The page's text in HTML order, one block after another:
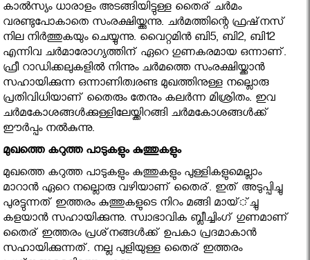
കാല്‍സ്യം ധാരാളം അടങ്ങിയിട്ടുള്ള തൈര് ചര്‍മം
വരണ്ടുപോകാതെ സംരക്ഷിയ്ക്കുന്നു. ചര്‍മത്തിന്റെ ഫ്രഷ്‌നസ്
നില നിര്‍ത്തുകയും ചെയ്യുന്നു. വൈറ്റമിന്‍ ബി5, ബി2, ബി12
എന്നിവ ചര്‍മാരോഗ്യത്തിന് ഏറെ ഗുണകരമായ ഒന്നാണ്.
ഫ്രീ റാഡിക്കലുകളില്‍ നിന്നും ചര്‍മത്തെ സംരക്ഷിയ്ക്കാന്‍
സഹായിക്കുന്ന ഒന്നാണിത്വരണ്ട മുഖത്തിനുള്ള നല്ലൊരു
പ്രതിവിധിയാണ് തൈരും തേനും കലര്‍ന്ന മിശ്രിതം. ഇവ
ചര്‍മകോശങ്ങള്‍ക്കുള്ളിലേയ്ക്കിറങ്ങി ചര്‍മകോശങ്ങള്‍ക്ക്
ഈര്‍പ്പം നല്‍കുന്നു.
മുഖത്തെ കറുത്ത പാടുകളും കുത്തുകളും
മുഖത്തെ കറുത്ത പാടുകളും കുത്തുകളും പുള്ളികളുമെല്ലാം
മാറാന്‍ ഏറെ നല്ലൊരു വഴിയാണ് തൈര്. ഇത് അടുപ്പിച്ചു
പുരട്ടുന്നത് ഇത്തരം കുത്തുകളുടെ നിറം മങ്ങി മായ്്ച്ചു
കളയാന്‍ സഹായിക്കുന്നു. സ്വാഭാവിക ബ്ലീച്ചിംഗ് ഗുണമാണ്
തൈര് ഇത്തരം പ്രശ്‌നങ്ങള്‍ക്ക് ഉപകാ പ്രദമാകാന്‍
സഹായിക്കുന്നത്. നല്ല പുളിയുള്ള തൈര് ഇത്തരം